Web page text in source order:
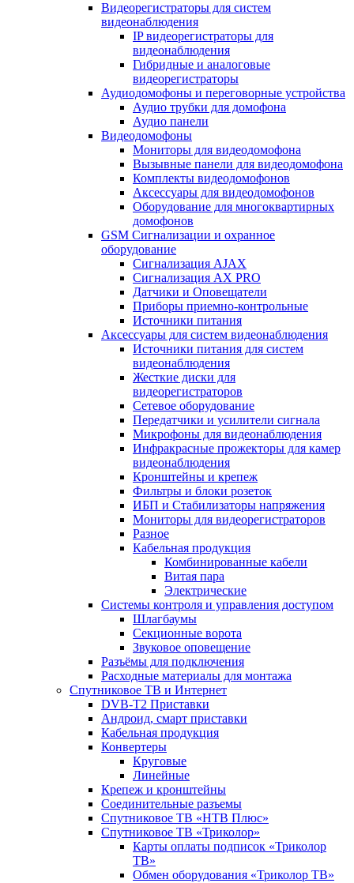
Видеорегистраторы для систем
видеонаблюдения
IP видеорегистраторы для
видеонаблюдения
Гибридные и аналоговые
видеорегистраторы
Аудиодомофоны и переговорные устройства
Аудио трубки для домофона
Аудио панели
Видеодомофоны
Мониторы для видеодомофона
Вызывные панели для видеодомофона
Комплекты видеодомофонов
Аксессуары для видеодомофонов
Оборудование для многоквартирных
домофонов
GSM Сигнализации и охранное
оборудование
Сигнализация AJAX
Сигнализация AX PRO
Датчики и Оповещатели
Приборы приемно-контрольные
Источники питания
Аксессуары для систем видеонаблюдения
Источники питания для систем
видеонаблюдения
Жесткие диски для
видеорегистраторов
Сетевое оборудование
Передатчики и усилители сигнала
Микрофоны для видеонаблюдения
Инфракрасные прожекторы для камер
видеонаблюдения
Кронштейны и крепеж
Фильтры и блоки розеток
ИБП и Стабилизаторы напряжения
Мониторы для видеорегистраторов
Разное
Кабельная продукция
Комбинированные кабели
Витая пара
Электрические
Системы контроля и управления доступом
Шлагбаумы
Секционные ворота
Звуковое оповещение
Разъёмы для подключения
Расходные материалы для монтажа
Спутниковое ТВ и Интернет
DVB-Т2 Приставки
Андроид, смарт приставки
Кабельная продукция
Конвертеры
Круговые
Линейные
Крепеж и кронштейны
Соединительные разъемы
Спутниковое ТВ «НТВ Плюс»
Спутниковое ТВ «Триколор»
Карты оплаты подписок «Триколор
ТВ»
Обмен оборудования «Триколор ТВ»